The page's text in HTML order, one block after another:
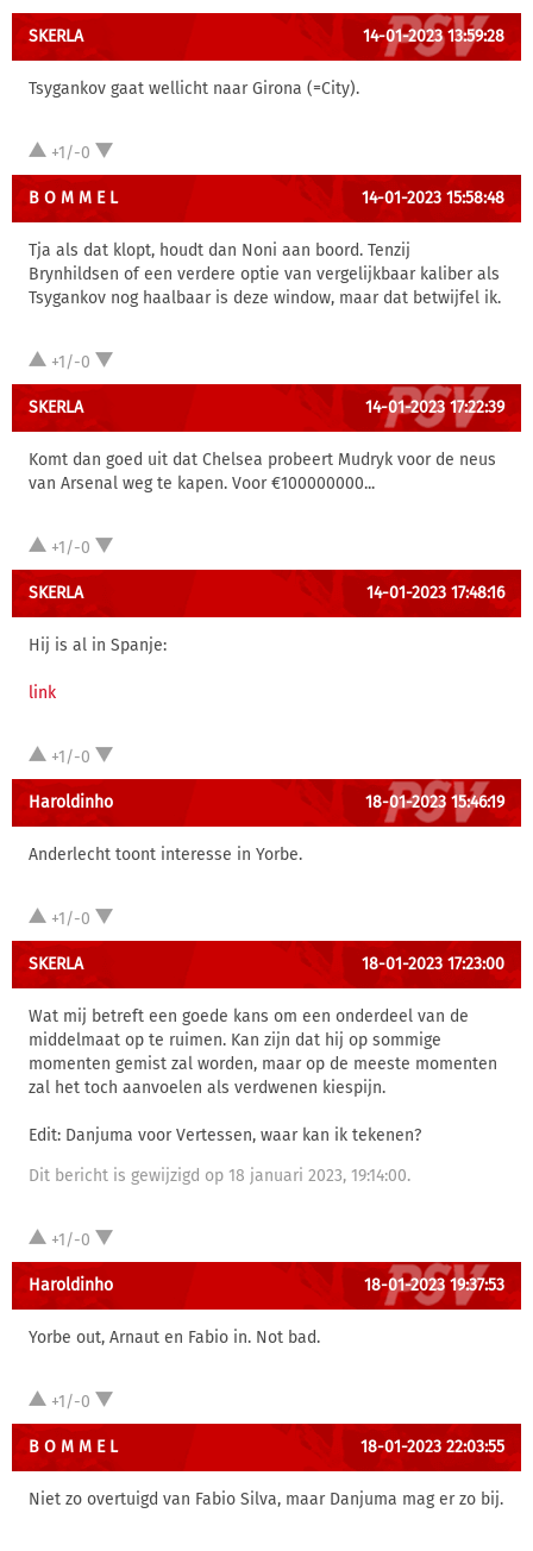
SKERLA 14-01-2023 13:59:28
Tsygankov gaat wellicht naar Girona (=City).
+1/-0
B O M M E L 14-01-2023 15:58:48
Tja als dat klopt, houdt dan Noni aan boord. Tenzij
Brynhildsen of een verdere optie van vergelijkbaar kaliber als
Tsygankov nog haalbaar is deze window, maar dat betwijfel ik.
+1/-0
SKERLA 14-01-2023 17:22:39
Komt dan goed uit dat Chelsea probeert Mudryk voor de neus
van Arsenal weg te kapen. Voor €100000000...
+1/-0
SKERLA 14-01-2023 17:48:16
Hij is al in Spanje:
link
+1/-0
Haroldinho 18-01-2023 15:46:19
Anderlecht toont interesse in Yorbe.
+1/-0
SKERLA 18-01-2023 17:23:00
Wat mij betreft een goede kans om een onderdeel van de
middelmaat op te ruimen. Kan zijn dat hij op sommige
momenten gemist zal worden, maar op de meeste momenten
zal het toch aanvoelen als verdwenen kiespijn.
Edit: Danjuma voor Vertessen, waar kan ik tekenen?
Dit bericht is gewijzigd op 18 januari 2023, 19:14:00.
+1/-0
Haroldinho 18-01-2023 19:37:53
Yorbe out, Arnaut en Fabio in. Not bad.
+1/-0
B O M M E L 18-01-2023 22:03:55
Niet zo overtuigd van Fabio Silva, maar Danjuma mag er zo bij.